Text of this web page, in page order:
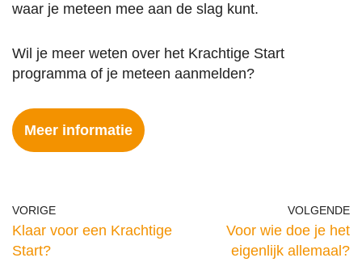
waar je meteen mee aan de slag kunt.
Wil je meer weten over het Krachtige Start
programma of je meteen aanmelden?
Meer informatie
VORIGE
Klaar voor een Krachtige
Start?
VOLGENDE
Voor wie doe je het
eigenlijk allemaal?